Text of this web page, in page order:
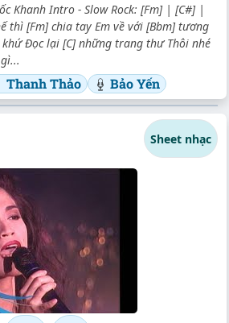
Khanh Intro - Slow Rock: [Fm] | [C#] |
thì [Fm] chia tay Em về với [Bbm] tương
Đọc lại [C] những trang thư Thôi nhé
Thanh Thảo Bảo Yến
Sheet nhạc